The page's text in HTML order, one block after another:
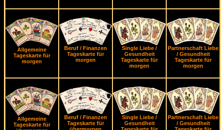
Allgemeine
Tageskarte für
morgen
Beruf / Finanzen
Tageskarte für
morgen
Single Liebe /
Gesundheit
Tageskarte für
morgen
Partnerschaft Liebe
/ Gesundheit
Tageskarte für
morgen
Allgemeine
Tageskarte für
Beruf / Finanzen
Tageskarte für
Single Liebe /
Gesundheit
Partnerschaft Liebe
/ Gesundheit